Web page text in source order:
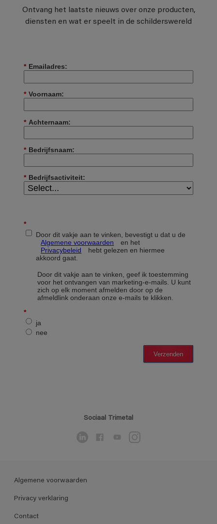
Ontvang het laatste nieuws over onze producten,
diensten en wat er speelt in de schilderswereld
Sociaal Trimetal
Algemene voorwaarden
Privacy verklaring
Contact